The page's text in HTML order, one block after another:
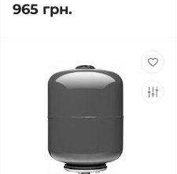
965 грн.